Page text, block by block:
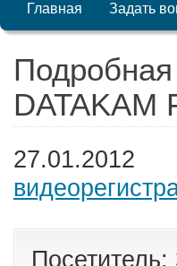
Главная Задать
DATAKAM
Посетитель: